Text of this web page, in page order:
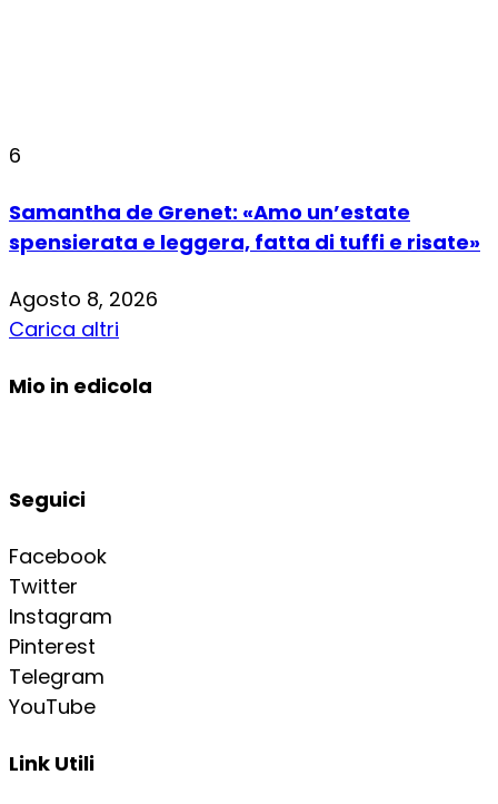
6
Samantha de Grenet: «Amo un’estate
spensierata e leggera, fatta di tuffi e risate»
Agosto 8, 2026
Carica altri
Mio in edicola
Seguici
Facebook
Twitter
Instagram
Pinterest
Telegram
YouTube
Link Utili